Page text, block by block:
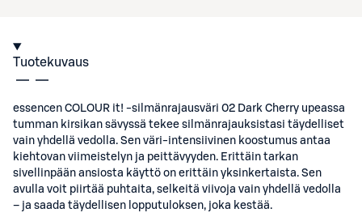
Tuotekuvaus
essencen COLOUR it! -silmänrajausväri 02 Dark Cherry upeassa
tumman kirsikan sävyssä tekee silmänrajauksistasi täydelliset
vain yhdellä vedolla. Sen väri-intensiivinen koostumus antaa
kiehtovan viimeistelyn ja peittävyyden. Erittäin tarkan
sivellinpään ansiosta käyttö on erittäin yksinkertaista. Sen
avulla voit piirtää puhtaita, selkeitä viivoja vain yhdellä vedolla
– ja saada täydellisen lopputuloksen, joka kestää.